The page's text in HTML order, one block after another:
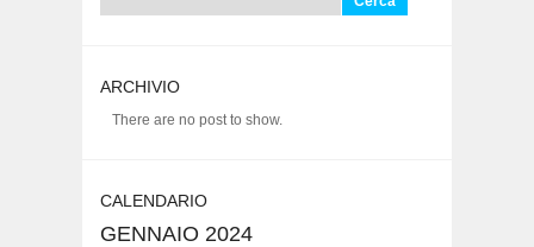
per:
ARCHIVIO
There are no post to show.
CALENDARIO
GENNAIO 2024